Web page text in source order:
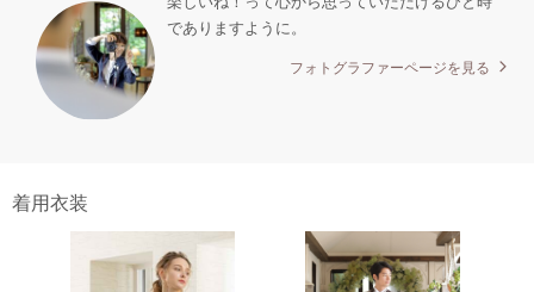
でありますように。
フォトグラファーページを見る
着用衣装